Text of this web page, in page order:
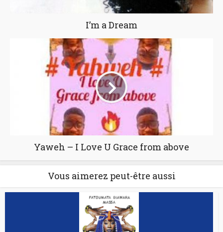
I’m a Dream
Yaweh – I Love U Grace from above
Vous aimerez peut-être aussi